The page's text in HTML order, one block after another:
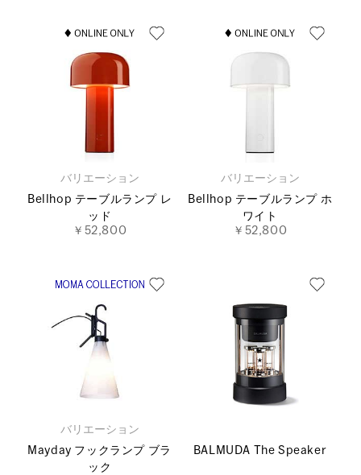
バリエーション
Bellhop テーブルランプ レ
ッド
￥52,800
バリエーション
Bellhop テーブルランプ ホ
ワイト
￥52,800
バリエーション
Mayday フックランプ ブラ
ック
BALMUDA The Speaker